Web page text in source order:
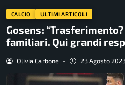
CALCIO ULTIMI ARTICOLI
Gosens:
familiari. Qui grandi
Olivia Carbone - 23 Agosto